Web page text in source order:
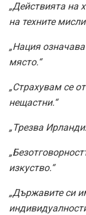
„Действията на
на техните
„Нация
място.“
„Страхувам се
нещастни.“
„Трезва
изкуство.“
„Държавите си